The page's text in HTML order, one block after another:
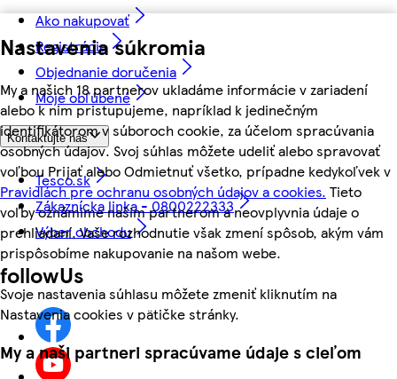
Nastavenia súkromia
My a našich 18 partnerov ukladáme informácie v zariadení
alebo k nim pristupujeme, napríklad k jedinečným
identifikátorom v súboroch cookie, za účelom spracúvania
osobných údajov. Svoj súhlas môžete udeliť alebo spravovať
voľbou Prijať alebo Odmietnuť všetko, prípadne kedykoľvek v
Pravidlách pre ochranu osobných údajov a cookies. Tieto
voľby oznámime našim partnerom a neovplyvnia údaje o
prehliadaní. Vaše rozhodnutie však zmení spôsob, akým vám
prispôsobíme nakupovanie na našom webe.
Svoje nastavenia súhlasu môžete zmeniť kliknutím na
Nastavenia cookies v pätičke stránky.
My a naši partneri spracúvame údaje s cieľom
Ako nakupovať
Registrácia
Objednanie doručenia
Moje obľúbené
Kontaktujte nás
Tesco.sk
Zákaznícka linka - 0800222333
Výber obchodu
followUs